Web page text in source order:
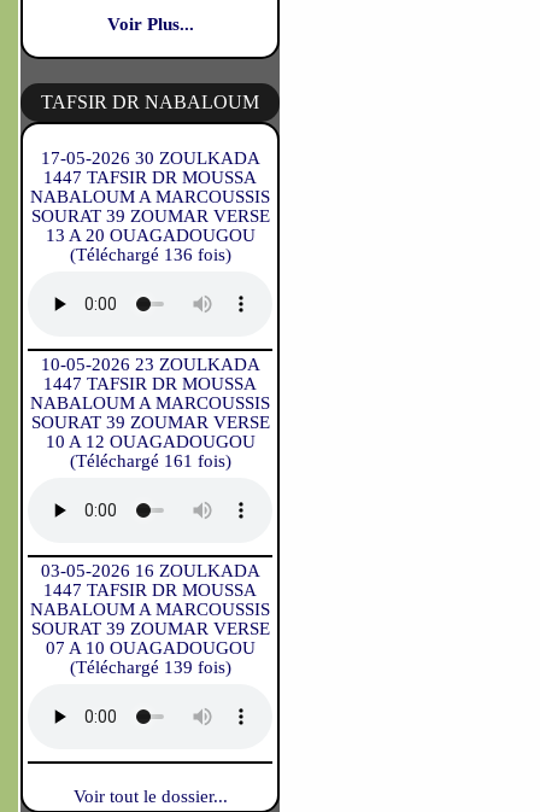
Voir Plus...
TAFSIR DR NABALOUM
17-05-2026 30 ZOULKADA
1447 TAFSIR DR MOUSSA
NABALOUM A MARCOUSSIS
SOURAT 39 ZOUMAR VERSE
13 A 20 OUAGADOUGOU
(Téléchargé 136 fois)
10-05-2026 23 ZOULKADA
1447 TAFSIR DR MOUSSA
NABALOUM A MARCOUSSIS
SOURAT 39 ZOUMAR VERSE
10 A 12 OUAGADOUGOU
(Téléchargé 161 fois)
03-05-2026 16 ZOULKADA
1447 TAFSIR DR MOUSSA
NABALOUM A MARCOUSSIS
SOURAT 39 ZOUMAR VERSE
07 A 10 OUAGADOUGOU
(Téléchargé 139 fois)
Voir tout le dossier...